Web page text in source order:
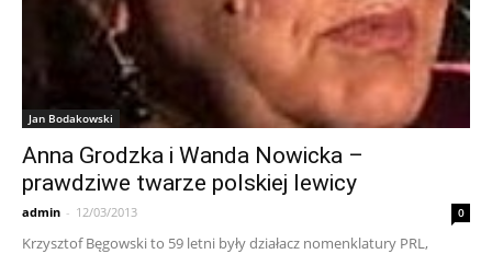
Jan Bodakowski
Anna Grodzka i Wanda Nowicka –
prawdziwe twarze polskiej lewicy
admin - 12/03/2013 0
Krzysztof Bęgowski to 59 letni były działacz nomenklatury PRL,